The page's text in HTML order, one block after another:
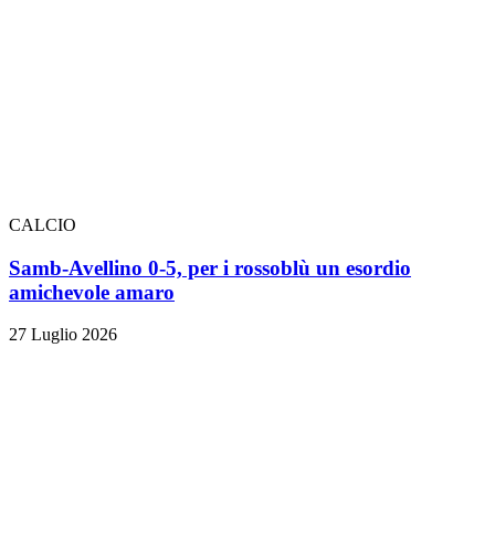
CALCIO
Samb-Avellino 0-5, per i rossoblù un esordio
amichevole amaro
27 Luglio 2026